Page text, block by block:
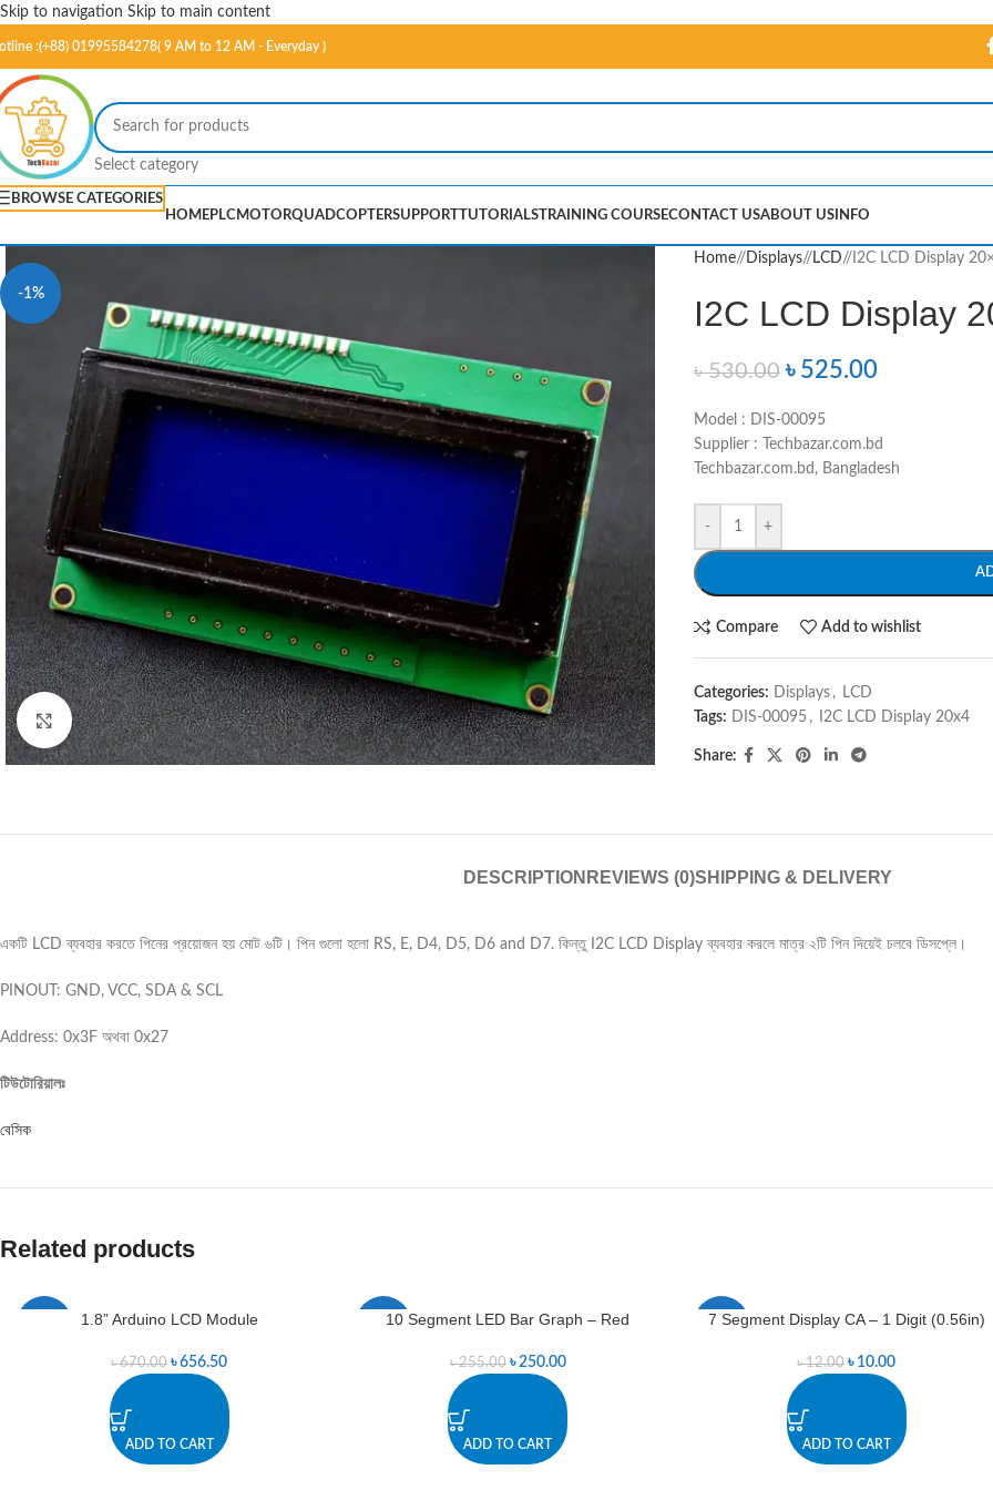
Skip to navigation Skip to main content
:(+88) 01995584278( 9 AM to 12 AM - Everyday )
Select category
BROWSE CATEGORIES
HOMEPLCMOTORQUADCOPTERSUPPORTTUTORIALSTRAINING COURSECONTACT USABOUT US INFO
-1%
Click to enlarge
Home/ Displays/ LCD/ I2C LCD Display
I2C LCD Display
৳530.00 ৳ 525.00
Model : DIS-00095
Supplier : Techbazar.com.bd
Techbazar.com.bd, Bangladesh
- +
Compare Add to wishlist
Categories: Displays , LCD
Tags: DIS-00095 , I2C LCD Display 20x4
Share:
DESCRIPTION REVIEWS (0)SHIPPING & DELIVERY
একটি LCD ব্যবহার করতে পিনের প্রয়োজন হয় মোট ৬টি। পিন গুলো হলো RS, E, D4, D5, D6 and D7. কিন্তু I2C LCD Display ব্যবহার করলে মাত্র ২টি পিন দিয়েই চলবে ডিসপ্লে।
PINOUT: GND, VCC, SDA & SCL
Address: 0x3F অথবা 0x27
টিউটোরিয়ালঃ
বেসিক
Related products
1.8” Arduino LCD Module
৳670.00 ৳656.50
ADD TO CART
-2%10 Segment LED Bar Graph – Red
৳255.00 ৳ 250.00
ADD TO CART
-17%
7 Segment Display CA – 1 Digit (0.56in)
৳12.00 ৳ 10.00
ADD TO CART